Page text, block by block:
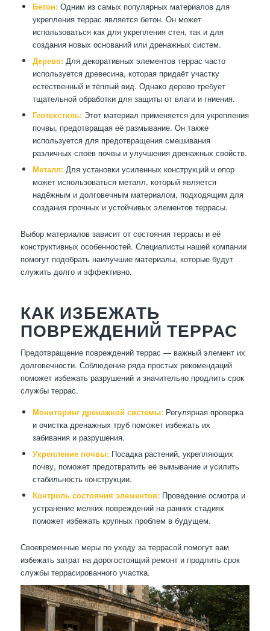
Бетон:Одним из самых популярных материалов для
укрепления террас является бетон. Он может
использоваться как для укрепления стен, так и для
создания новых оснований или дренажных систем.
Дерево:Для декоративных элементов террас часто
используется древесина, которая придаёт участку
естественный и тёплый вид. Однако дерево требует
тщательной обработки для защиты от влаги и гниения.
Геотекстиль:Этот материал применяется для укрепления
почвы, предотвращая её размывание. Он также
используется для предотвращения смешивания
различных слоёв почвы и улучшения дренажных свойств.
Металл:Для установки усиленных конструкций и опор
может использоваться металл, который является
надёжным и долговечным материалом, подходящим для
создания прочных и устойчивых элементов террасы.
Выбор материалов зависит от состояния террасы и её
конструктивных особенностей. Специалисты нашей компании
помогут подобрать наилучшие материалы, которые будут
служить долго и эффективно.
КАК ИЗБЕЖАТЬ
ПОВРЕЖДЕНИЙ ТЕРРАС
Предотвращение повреждений террас — важный элемент их
долговечности. Соблюдение ряда простых рекомендаций
поможет избежать разрушений и значительно продлить срок
службы террас.
Мониторинг дренажной системы:Регулярная проверка
и очистка дренажных труб поможет избежать их
забивания и разрушения.
Укрепление почвы:Посадка растений, укрепляющих
почву, поможет предотвратить её вымывание и усилить
стабильность конструкции.
Контроль состояния элементов:Проведение осмотра и
устранение мелких повреждений на ранних стадиях
поможет избежать крупных проблем в будущем.
Своевременные меры по уходу за террасой помогут вам
избежать затрат на дорогостоящий ремонт и продлить срок
службы террасированного участка.